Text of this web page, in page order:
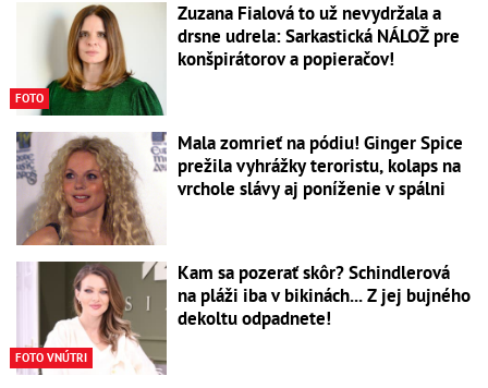
FOTO
Zuzana Fialová to už nevydržala a
drsne udrela: Sarkastická NÁLOŽ pre
konšpirátorov a popieračov!
Mala zomrieť na pódiu! Ginger Spice
prežila vyhrážky teroristu, kolaps na
vrchole slávy aj poníženie v spálni
FOTO VNÚTRI
Kam sa pozerať skôr? Schindlerová
na pláži iba v bikinách... Z jej bujného
dekoltu odpadnete!